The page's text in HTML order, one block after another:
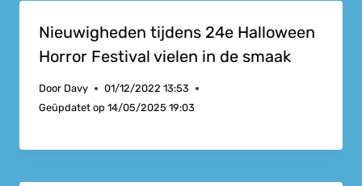
Nieuwigheden tijdens 24e Halloween
Horror Festival vielen in de smaak
Door Davy
01/12/2022 13:53
Geüpdatet op 14/05/2025 19:03